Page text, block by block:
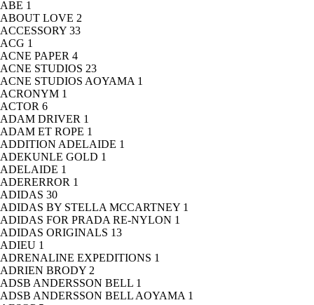
ABE 1
ABOUT LOVE 2
ACCESSORY 33
ACG 1
ACNE PAPER 4
ACNE STUDIOS 23
ACNE STUDIOS AOYAMA 1
ACRONYM 1
ACTOR 6
ADAM DRIVER 1
ADAM ET ROPE 1
ADDITION ADELAIDE 1
ADEKUNLE GOLD 1
ADELAIDE 1
ADERERROR 1
ADIDAS 30
ADIDAS BY STELLA MCCARTNEY 1
ADIDAS FOR PRADA RE-NYLON 1
ADIDAS ORIGINALS 13
ADIEU 1
ADRENALINE EXPEDITIONS 1
ADRIEN BRODY 2
ADSB ANDERSSON BELL 1
ADSB ANDERSSON BELL AOYAMA 1